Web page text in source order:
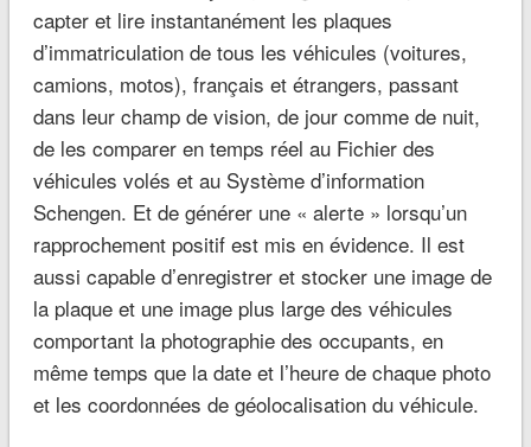
capter et lire instantanément les plaques
d’immatriculation de tous les véhicules (voitures,
camions, motos), français et étrangers, passant
dans leur champ de vision, de jour comme de nuit,
de les comparer en temps réel au Fichier des
véhicules volés et au Système d’information
Schengen. Et de générer une « alerte » lorsqu’un
rapprochement positif est mis en évidence. Il est
aussi capable d’enregistrer et stocker une image de
la plaque et une image plus large des véhicules
comportant la photographie des occupants, en
même temps que la date et l’heure de chaque photo
et les coordonnées de géolocalisation du véhicule.